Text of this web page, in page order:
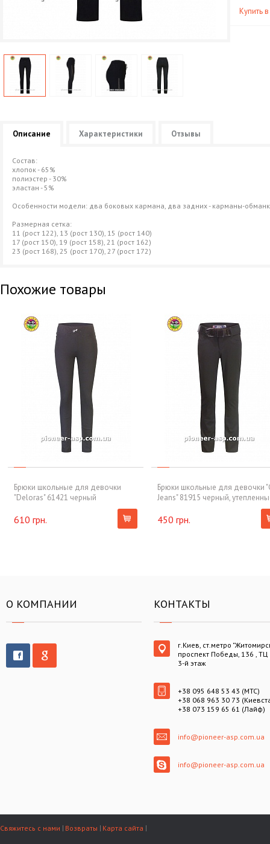
Купить
Описание Характеристики Отзывы
Состав:
хлопок - 65%
полиэстер - 30%
эластан - 5%
Особенности модели: два боковых кармана, два задних - карманы-
Размерная сетка:
11 (рост 122), 13 (рост 130), 15 (рост 140)
17 (рост 150), 19 (рост 158), 21 (рост 162)
23 (рост 168), 25 (рост 170), 27 (рост 172)
Похожие товары
Брюки школьные для девочки
"Deloras" 61421 черный
610 грн.
Брюки школьные для девочки
Jeans" 81915 черный,
450 грн.
О КОМПАНИИ КОНТАКТЫ
г.Киев, ст.метро
проспект Победы, 136 , ТЦ
3-й этаж
+38 095 648 53 43 (МТС)
+38 068 963 30 73
+38 073 159 65 61 (Лайф)
info@pioneer-asp.com.ua
info@pioneer-asp.com.ua
Свяжитесь с нами Возвраты Карта сайта